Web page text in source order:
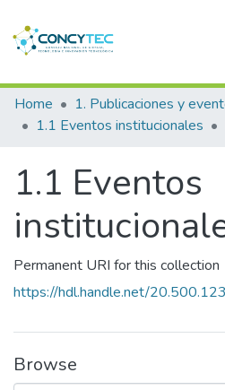
Communities & Collections
Projects
People
Home
1.1 Eventos institucionales
1.1 Eventos
Permanent URI for this collection
https://hdl.handle.net/
Browse